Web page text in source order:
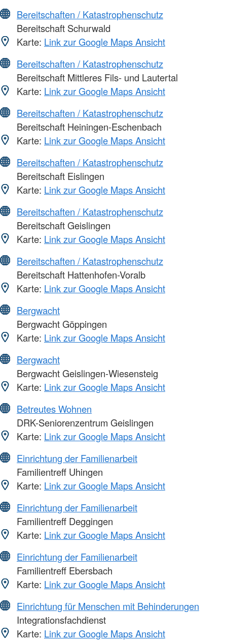
Bereitschaften / Katastrophenschutz
Bereitschaft Schurwald
Karte: Link zur Google Maps Ansicht
Bereitschaften / Katastrophenschutz
Bereitschaft Mittleres Fils- und Lautertal
Karte: Link zur Google Maps Ansicht
Bereitschaften / Katastrophenschutz
Bereitschaft Heiningen-Eschenbach
Karte: Link zur Google Maps Ansicht
Bereitschaften / Katastrophenschutz
Bereitschaft Eislingen
Karte: Link zur Google Maps Ansicht
Bereitschaften / Katastrophenschutz
Bereitschaft Geislingen
Karte: Link zur Google Maps Ansicht
Bereitschaften / Katastrophenschutz
Bereitschaft Hattenhofen-Voralb
Karte: Link zur Google Maps Ansicht
Bergwacht
Bergwacht Göppingen
Karte: Link zur Google Maps Ansicht
Bergwacht
Bergwacht Geislingen-Wiesensteig
Karte: Link zur Google Maps Ansicht
Betreutes Wohnen
DRK-Seniorenzentrum Geislingen
Karte: Link zur Google Maps Ansicht
Einrichtung der Familienarbeit
Familientreff Uhingen
Karte: Link zur Google Maps Ansicht
Einrichtung der Familienarbeit
Familientreff Deggingen
Karte: Link zur Google Maps Ansicht
Einrichtung der Familienarbeit
Familientreff Ebersbach
Karte: Link zur Google Maps Ansicht
Einrichtung für Menschen mit Behinderungen
Integrationsfachdienst
Karte: Link zur Google Maps Ansicht